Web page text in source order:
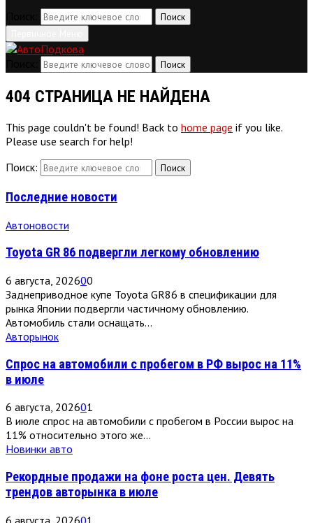
Поиск
Поиск
404 СТРАНИЦА НЕ НАЙДЕНА
This page couldn't be found! Back to home page if you like.
Please use search for help!
Поиск:
Поиск
Последние новости
Автоновости
Toyota GR 86 подвергли легкому обновлению
6 августа, 202600
Заднеприводное купе Toyota GR86 в спецификации для
рынка Японии подвергли частичному обновлению.
Автомобиль стали оснащать...
Авторынок
Спрос на автомобили с пробегом в РФ вырос на 11%
в июле
6 августа, 202601
В июле спрос на автомобили с пробегом в России вырос на
11% относительно этого же...
Новинки авто
Рекордные продажи на фоне роста цен. Девять
трендов авторынка в июле
6 августа, 202601